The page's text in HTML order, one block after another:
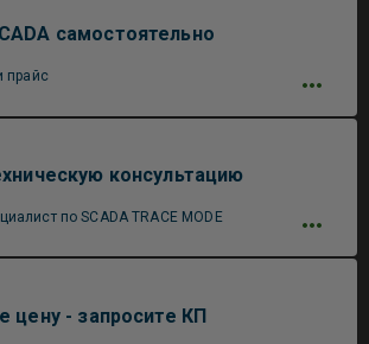
самостоятельно
прайс
консультацию
по SCADA TRACE MODE
цену - запросите КП